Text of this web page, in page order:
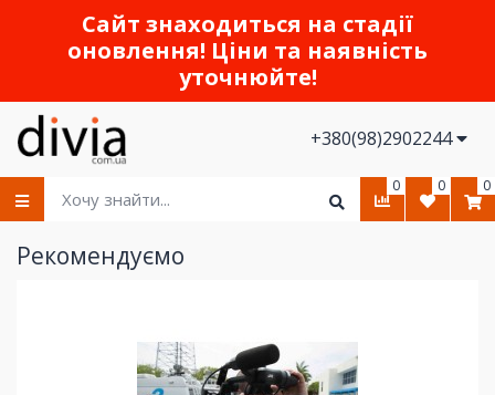
Сайт знаходиться на стадії
оновлення! Ціни та наявність
уточнюйте!
+380(98)2902244
0 0 0
Рекомендуємо